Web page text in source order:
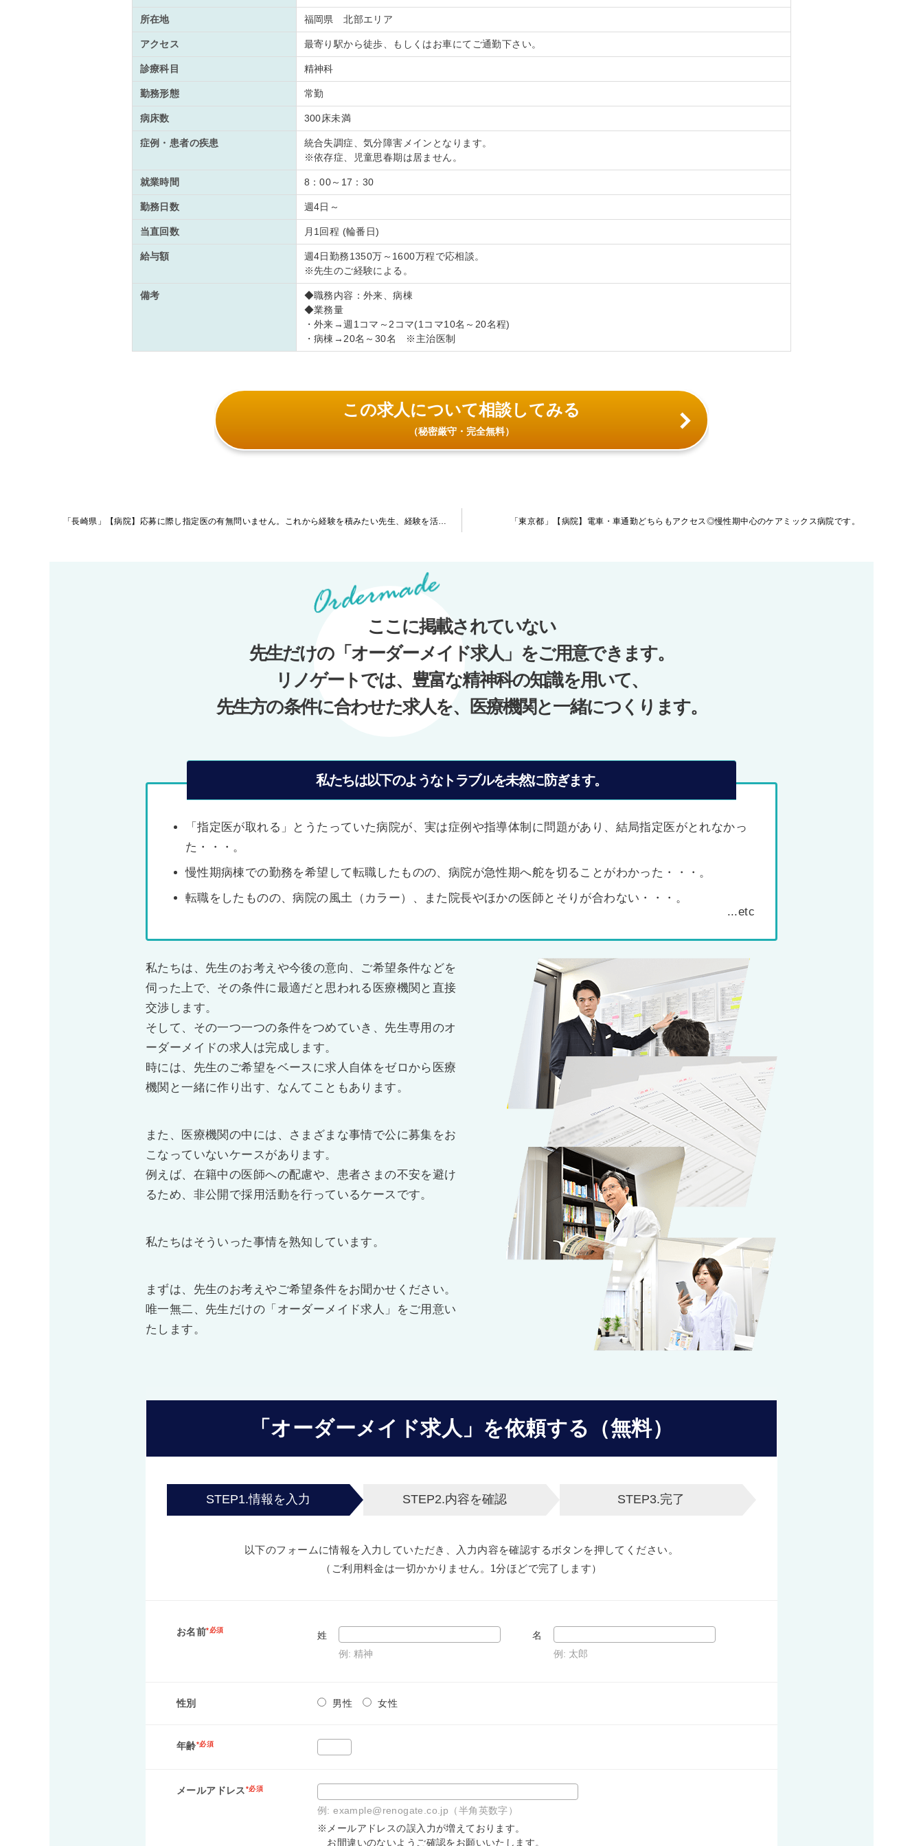
所在地 福岡県 北部エリア
アクセス 最寄り駅から徒歩、もしくはお車にてご通勤下さい。
診療科目 精神科
勤務形態 常勤
病床数 300床未満
症例・患者の疾患
統合失調症、気分障害メインとなります。
※依存症、児童思春期は居ません。
就業時間 8：00～17：30
勤務日数 週4日～
当直回数 月1回程 (輪番日)
給与額
週4日勤務1350万～1600万程で応相談。
※先生のご経験による。
備考
◆職務内容：外来、病棟
◆業務量
・外来→週1コマ～2コマ(1コマ10名～20名程)
・病棟→20名～30名 ※主治医制
この求人について相談してみる
（秘密厳守・完全無料）
「東京都」【病院】電車・車通勤どちらもアクセス◎慢性期中心のケアミックス病院です。
ここに掲載されていない
先生だけの「オーダーメイド求人」をご用意できます。
リノゲートでは、豊富な精神科の知識を用いて、
先生方の条件に合わせた求人を、医療機関と一緒につくります。
私たちは以下のようなトラブルを未然に防ぎます。
「指定医が取れる」とうたっていた病院が、実は症例や指導体制に問題があり、結局指定医がとれなかっ
た・・・。
慢性期病棟での勤務を希望して転職したものの、病院が急性期へ舵を切ることがわかった・・・。
転職をしたものの、病院の風土（カラー）、また院長やほかの医師とそりが合わない・・・。
私たちは、先生のお考えや今後の意向、ご希望条件などを
伺った上で、その条件に最適だと思われる医療機関と直接
交渉します。
そして、その一つ一つの条件をつめていき、先生専用のオ
ーダーメイドの求人は完成します。
時には、先生のご希望をベースに求人自体をゼロから医療
機関と一緒に作り出す、なんてこともあります。
また、医療機関の中には、さまざまな事情で公に募集をお
こなっていないケースがあります。
例えば、在籍中の医師への配慮や、患者さまの不安を避け
るため、非公開で採用活動を行っているケースです。
私たちはそういった事情を熟知しています。
まずは、先生のお考えやご希望条件をお聞かせください。
唯一無二、先生だけの「オーダーメイド求人」をご用意い
たします。
「オーダーメイド求人」を依頼する（無料）
STEP1.情報を入力 STEP2.内容を確認 STEP3.完了
以下のフォームに情報を入力していただき、入力内容を確認するボタンを押してください。
（ご利用料金は一切かかりません。1分ほどで完了します）
お名前*必須
姓
例: 精神
名
例: 太郎
性別 男性 女性
年齢*必須
メールアドレス*必須
例: example@renogate.co.jp（半角英数字）
※メールアドレスの誤入力が増えております。
お間違いのないようご確認をお願いいたします。